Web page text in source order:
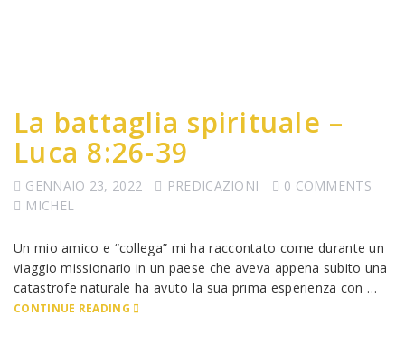
La battaglia spirituale –
Luca 8:26-39
GENNAIO 23, 2022 PREDICAZIONI
0 COMMENTS
MICHEL
Un mio amico e “collega” mi ha raccontato come durante un
viaggio missionario in un paese che aveva appena subito una
catastrofe naturale ha avuto la sua prima esperienza con …
CONTINUE READING